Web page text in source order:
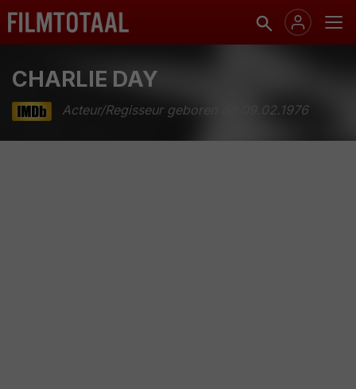
CHARLIE DAY
Acteur/Regisseur geboren op 09.02.1976